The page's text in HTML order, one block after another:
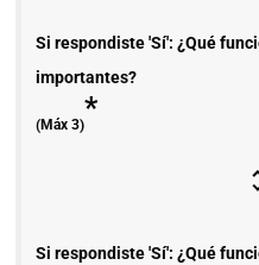
Si respondiste 'Sí': ¿Qué
importantes?
(Máx 3)*
Si respondiste 'Sí': ¿Qué